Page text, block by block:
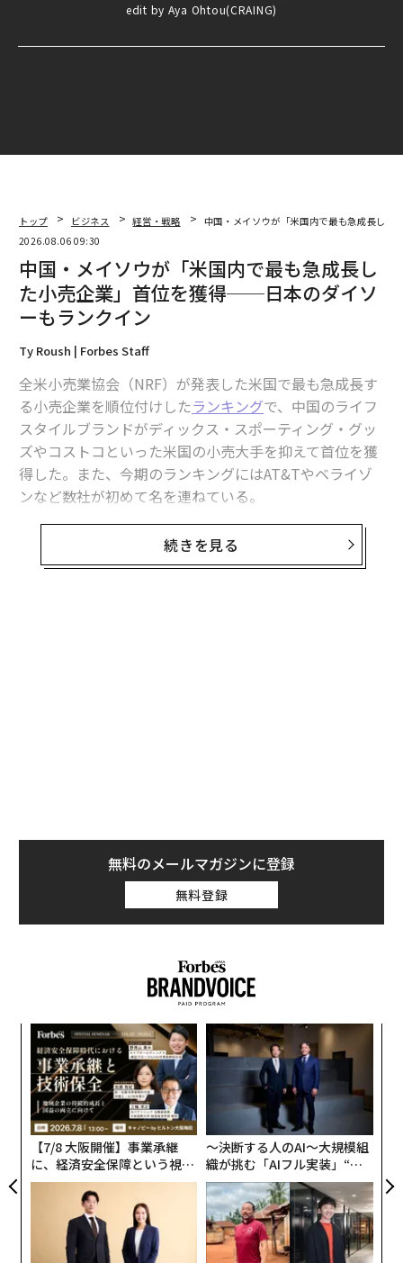
edit by Aya Ohtou(CRAING)
トップ ビジネス 経営・戦略
中国・メイソウが「米国内で最も急成長し
2026.08.06 09:30
中国・メイソウが「米国内で最も急成長し
た小売企業」首位を獲得──日本のダイソ
ーもランクイン
Ty Roush | Forbes Staff
全米小売業協会（NRF）が発表した米国で最も急成長す
る小売企業を順位付けしたランキングで、中国のライフ
スタイルブランドがディックス・スポーティング・グッ
ズやコストコといった米国の小売大手を抑えて首位を獲
得した。また、今期のランキングにはAT&Tやベライゾ
ンなど数社が初めて名を連ねている。
今回のランキングで首位を獲得したのは、米国内での売
上高が4億6600万ドル（約735億円）に達し、約53％の
NRFはメイソウが首位を獲得した要因について、SNSな
どで話題を呼んだ中身が分からない箱入り商品（ブライ
ンドボックス）や、マインクラフト、マイリトルポニー
などのブランドとの提携で人気を集めたほか、手頃な価
格のライフスタイル商品の成功、「発見主導型のショッ
大が功を奏したと述べた。
続くトップ5には、大創産業（ダイソー。売上成長率25.
8％）、プライマーク（同24.2％）、ファイブ・ビロウ
（同22.9％）などの企業が名を連ねた。一方、コストコ
の売上成長率は8％で18位にランクインした。
コストコの年間収入は43兆円で、ウォルマート
に届かず
コストコの2025年度の売上高は2752億ドル（約43兆400
0億円）だ。その大半は米国内での売上（約31兆3400億
円）が占めており、同社は米国での収益が最も高い企業
の1つに位置づけられている。しかし、直近の会計年度
続きを見る
無料のメールマガジンに登録
無料登録
【7/8 大阪開催】事業承継
に、経済安全保障という視点
が加わるとき──経営者が問
われる新たな判断軸
〜決断する人のAI〜大規模組
織が挑む「AIフル実装」“使
う”企業から“動く”企業へ【N
TTドコモビジネス×PwC】